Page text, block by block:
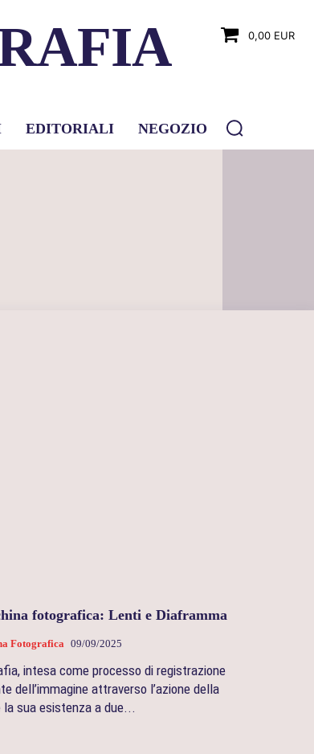
0,00 EUR
EDITORIALI NEGOZIO
fotografica: Lenti e Diaframma
Fotografica 09/09/2025
intesa come processo di registrazione
dell’immagine attraverso l’azione della
la sua esistenza a due...